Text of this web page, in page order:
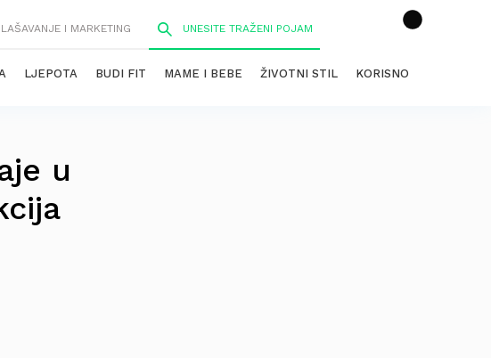
I MARKETING
LJEPOTA BUDI FIT MAME I BEBE ŽIVOTNI STIL KORISNO
u